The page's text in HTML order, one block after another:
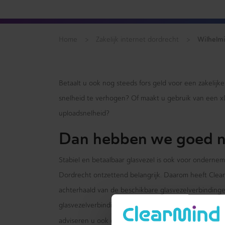
Home
Betaalt u ook nog steeds fors geld voor een
snelheid te verhogen? Of maakt u gebruik van een
uploadsnelheid?
Dan hebben we goed
Stabiel en betaalbaar glasvezel is ook voor
Dordrecht ontzettend belangrijk. Daarom heeft
achterhaald van de beschikbare
glasvezelverbindingen van A-merken zoals KPN,
adviseren u ook over de bereikbaarheid(vaste